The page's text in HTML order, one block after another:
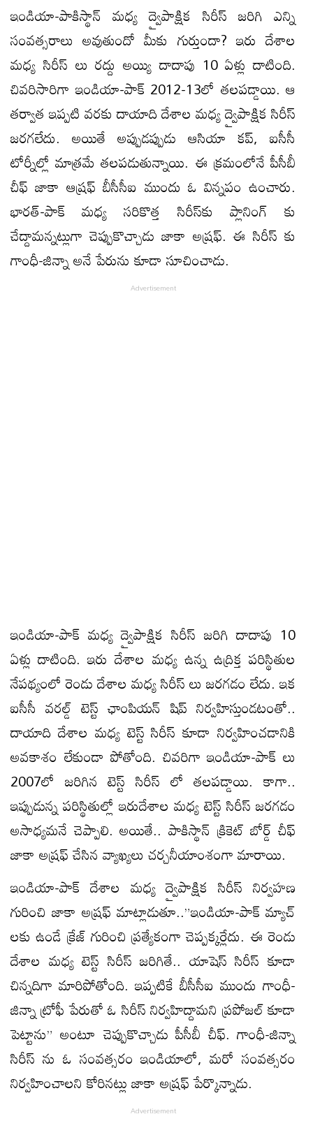
ఇండియా-పాకిస్థాన్ మధ్య ద్వైపాక్షిక సిరీస్ జరిగి ఎన్ని
సంవత్సరాలు అవుతుందో మీకు గుర్తుందా? ఇరు దేశాల
మధ్య సిరీస్ లు రద్దు అయ్యి దాదాపు 10 ఏళ్లు దాటింది.
చివరిసారిగా ఇండియా-పాక్ 2012-13లో తలపడ్డాయి. ఆ
తర్వాత ఇప్పటి వరకు దాయాది దేశాల మధ్య ద్వైపాక్షిక సిరీస్
జరగలేదు. అయితే అప్పుడప్పుడు ఆసియా కప్, ఐసీసీ
టోర్నీల్లో మాత్రమే తలపడుతున్నాయి. ఈ క్రమంలోనే పీసీబీ
చీఫ్ జాకా ఆష్రఫ్ బీసీసీఐ ముందు ఓ విన్నపం ఉంచారు.
భారత్‌-పాక్‌ మధ్య సరికొత్త సిరీస్‌కు ప్లానింగ్‌ కు
చేద్దామన్నట్లుగా చెప్పుకొచ్చాడు జాకా అష్రఫ్. ఈ సిరీస్ కు
గాంధీ-జిన్నా అనే పేరును కూడా సూచించాడు.
ఇండియా-పాక్ మధ్య ద్వైపాక్షిక సిరీస్ జరిగి దాదాపు 10
ఏళ్లు దాటింది. ఇరు దేశాల మధ్య ఉన్న ఉద్రిక్త పరిస్థితుల
నేపథ్యంలో రెండు దేశాల మధ్య సిరీస్ లు జరగడం లేదు. ఇక
ఐసీసీ వరల్డ్ టెస్ట్ ఛాంపియన్ షిప్ నిర్వహిస్తుండటంతో..
దాయాది దేశాల మధ్య టెస్ట్ సిరీస్ కూడా నిర్వహించడానికి
అవకాశం లేకుండా పోతోంది. చివరిగా ఇండియా-పాక్ లు
2007లో జరిగిన టెస్ట్ సిరీస్ లో తలపడ్డాయి. కాగా..
ఇప్పుడున్న పరిస్థితుల్లో ఇరుదేశాల మధ్య టెస్ట్ సిరీస్ జరగడం
అసాధ్యమనే చెప్పాలి. అయితే.. పాకిస్థాన్ క్రికెట్ బోర్డ్ చీఫ్
జాకా అష్రఫ్ చేసిన వ్యాఖ్యలు చర్చనీయాంశంగా మారాయి.
ఇండియా-పాక్ దేశాల మధ్య ద్వైపాక్షిక సిరీస్ నిర్వహణ
గురించి జాకా అష్రఫ్ మాట్లాడుతూ..”ఇండియా-పాక్ మ్యాచ్
లకు ఉండే క్రేజ్ గురించి ప్రత్యేకంగా చెప్పక్కర్లేదు. ఈ రెండు
దేశాల మధ్య టెస్ట్ సిరీస్ జరిగితే.. యాషెస్ సిరీస్ కూడా
చిన్నదిగా మారిపోతోంది. ఇప్పటికే బీసీసీఐ ముందు గాంధీ-
జిన్నా ట్రోఫీ పేరుతో ఓ సిరీస్ నిర్వహిద్దామని ప్రపోజల్ కూడా
పెట్టాను” అంటూ చెప్పుకొచ్చాడు పీసీబీ చీఫ్. గాంధీ-జిన్నా
సిరీస్ ను ఓ సంవత్సరం ఇండియాలో, మరో సంవత్సరం
నిర్వహించాలని కోరినట్లు జాకా అష్రఫ్ పేర్కొన్నాడు.